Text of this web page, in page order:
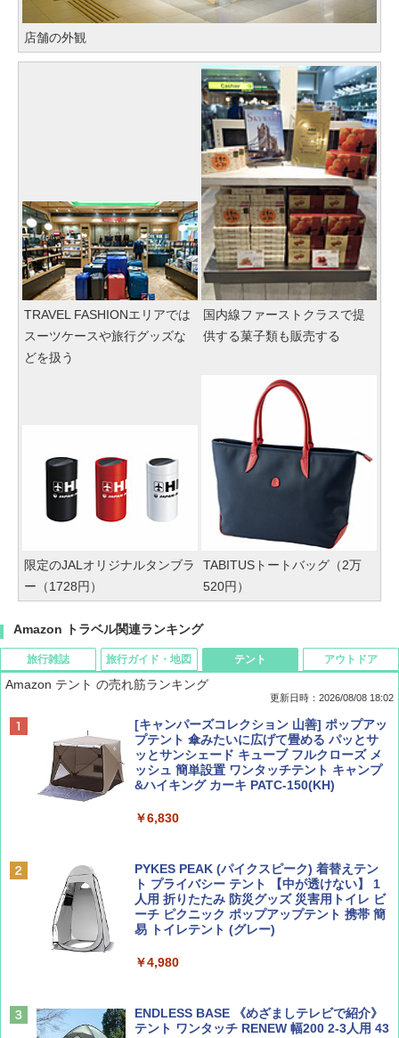
店舗の外観
TRAVEL FASHIONエリアでは
スーツケースや旅行グッズな
どを扱う
国内線ファーストクラスで提
供する菓子類も販売する
限定のJALオリジナルタンブラ
ー（1728円）
TABITUSトートバッグ（2万
520円）
Amazon トラベル関連ランキング
旅行雑誌
BE-PAL(ビ-パル) 2026年 9 月号【特別付録:
SOTO ミニマル"旅"財布 ランダム2種】
￥1,500
￥713
旅行ガイド・地図
D40 地球の歩き方 チェンマイ タイ北部の魅
力的な町 2026～2027 地球の歩き方D アジア
￥2,079
￥2,695
球の歩き方A ヨーロッパ
テント
Amazon テント の売れ筋ランキング
更新日時：2026/08/08 18:02
[キャンパーズコレクション 山善] ポップアッ
プテント 傘みたいに広げて畳める パッとサ
ッとサンシェード キューブ フルクローズ メ
ッシュ 簡単設置 ワンタッチテント キャンプ
&ハイキング カーキ PATC-150(KH)
￥6,830
PYKES PEAK (パイクスピーク) 着替えテン
ト プライバシー テント 【中が透けない】 1
人用 折りたたみ 防災グッズ 災害用トイレ ビ
ーチ ピクニック ポップアップテント 携帯 簡
易 トイレテント (グレー)
￥4,980
ENDLESS BASE 《めざましテレビで紹介》
テント ワンタッチ RENEW 幅200 2-3人用 43
アウトドア